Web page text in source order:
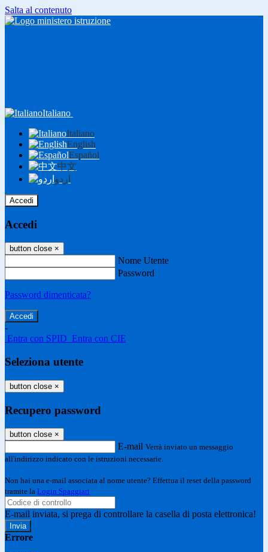
Salta al contenuto
Italiano
Italiano
English
Español
中文
اردو
Accedi
Accedi
button close ×
Nome Utente
Password
Password dimenticata?
-
Entra con SPID Entra con CIE
Seleziona utente
button close ×
Recupero password
button close ×
E-mail Verrà inviato un messaggio
all'indirizzo indicato con le istruzioni necessarie.
Non hai una e-mail associata al nome utente? Effettua il reset della password
tramite la Login Spaggiari
E-mail inviata, si prega di controllare la casella di posta elettronica!
Errore